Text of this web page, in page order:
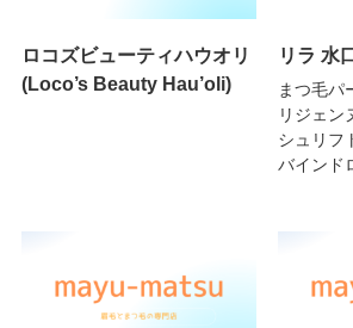
ロコズビューティハウオリ
(Loco’s Beauty Hau’oli)
リラ 水
まつ毛パ
リジェン
シュリフ
バインド